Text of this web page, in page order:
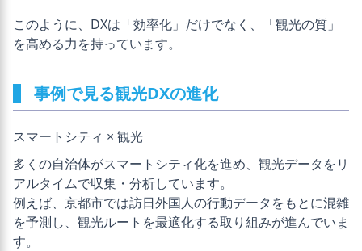
このように、DXは「効率化」だけでなく、「観光の質」
を高める力を持っています。
事例で見る観光DXの進化
スマートシティ × 観光
多くの自治体がスマートシティ化を進め、観光データをリ
アルタイムで収集・分析しています。
例えば、京都市では訪日外国人の行動データをもとに混雑
を予測し、観光ルートを最適化する取り組みが進んでいま
す。